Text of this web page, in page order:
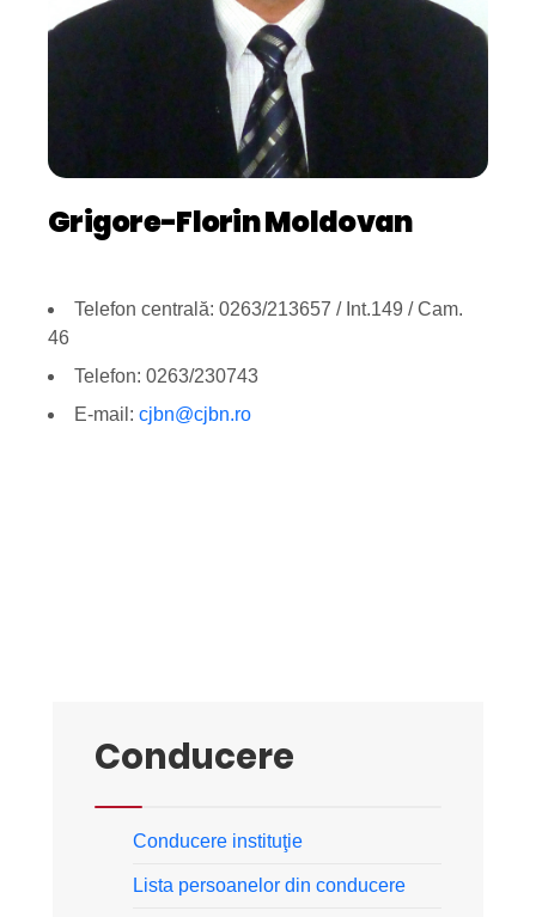
Grigore-Florin Moldovan
Telefon centrală: 0263/213657 / Int.149 / Cam.
46
Telefon: 0263/230743
E-mail: cjbn@cjbn.ro
Conducere
Conducere instituţie
Lista persoanelor din conducere